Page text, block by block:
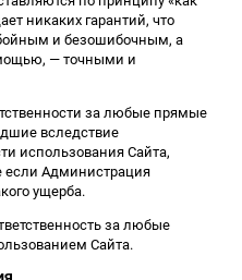
никаких гарантий, что
и безошибочным, а
— точными и
за любые прямые
вследствие
использования Сайта,
если Администрация
ущерба.
за любые
Сайта.